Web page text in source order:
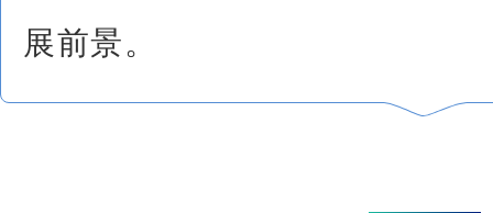
展前景。